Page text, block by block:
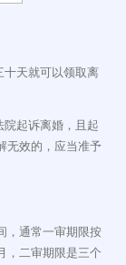
天就可以领取离
起诉离婚，且起
无效的，应当准予
通常一审期限按
，二审期限是三个